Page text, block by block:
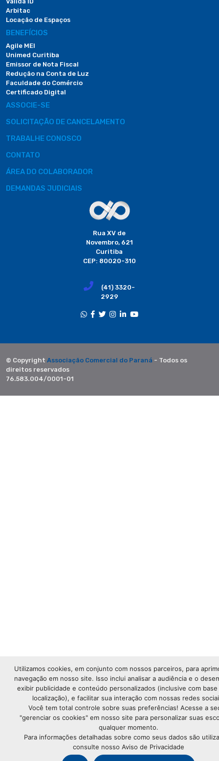
Arbitac
Locação de Espaços
BENEFÍCIOS
Agile MEI
Unimed Curitiba
Emissor de Nota Fiscal
Redução na Conta de Luz
Faculdade do Comércio
Certificado Digital
ASSOCIE-SE
SOLICITAÇÃO DE CANCELAMENTO
TRABALHE CONOSCO
CONTATO
ÁREA DO COLABORADOR
DEMANDAS JUDICIAIS
Rua XV de
Novembro, 621
Curitiba
CEP: 80020-310
(41) 3320-
2929
© Copyright Associação Comercial do Paraná - Todos os
direitos reservados
76.583.004/0001-01
Utilizamos cookies, em conjunto com nossos parceiros, para
navegação em nosso site. Isso inclui analisar a audiência e o
exibir publicidade e conteúdo personalizados (inclusive com base
localização), e facilitar sua interação com nossas redes
Você tem total controle sobre suas preferências! Acesse a
"gerenciar os cookies" em nosso site para personalizar suas
qualquer momento.
Para informações detalhadas sobre como seus dados são
consulte nosso Aviso de Privacidade